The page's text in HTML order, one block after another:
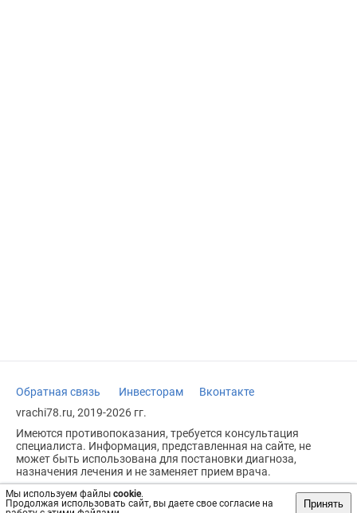
Мы используем файлы cookie.
Продолжая использовать сайт, вы даете свое согласие на
Принять
Обратная связь Инвесторам
Вконтакте
vrachi78.ru, 2019-2026 гг.
Имеются противопоказания, требуется консультация
специалиста. Информация, представленная на сайте, не
может быть использована для постановки диагноза,
назначения лечения и не заменяет прием врача.
Возрастное ограничение: 18+